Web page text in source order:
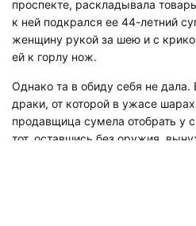
проспекте, раскладывала
к ней подкрался ее 44-летний
женщину рукой за шею и с
ей к горлу нож.
Однако та в обиду себя не
драки, от которой в ужасе
продавщица сумела отобрать у
тот, оставшись без оружия,